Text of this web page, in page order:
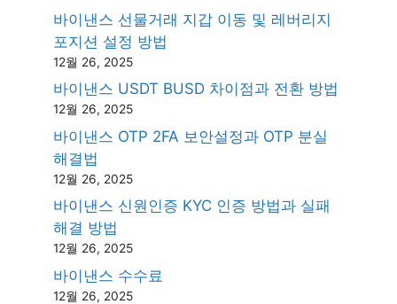
바이낸스 선물거래 지갑 이동 및 레버리지
포지션 설정 방법
12월 26, 2025
바이낸스 USDT BUSD 차이점과 전환 방법
12월 26, 2025
바이낸스 OTP 2FA 보안설정과 OTP 분실
해결법
12월 26, 2025
바이낸스 신원인증 KYC 인증 방법과 실패
해결 방법
12월 26, 2025
바이낸스 수수료
12월 26, 2025